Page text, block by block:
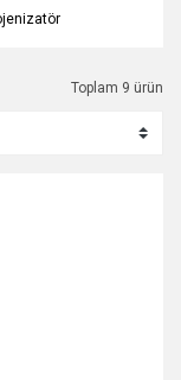
Toplam 9 ürün